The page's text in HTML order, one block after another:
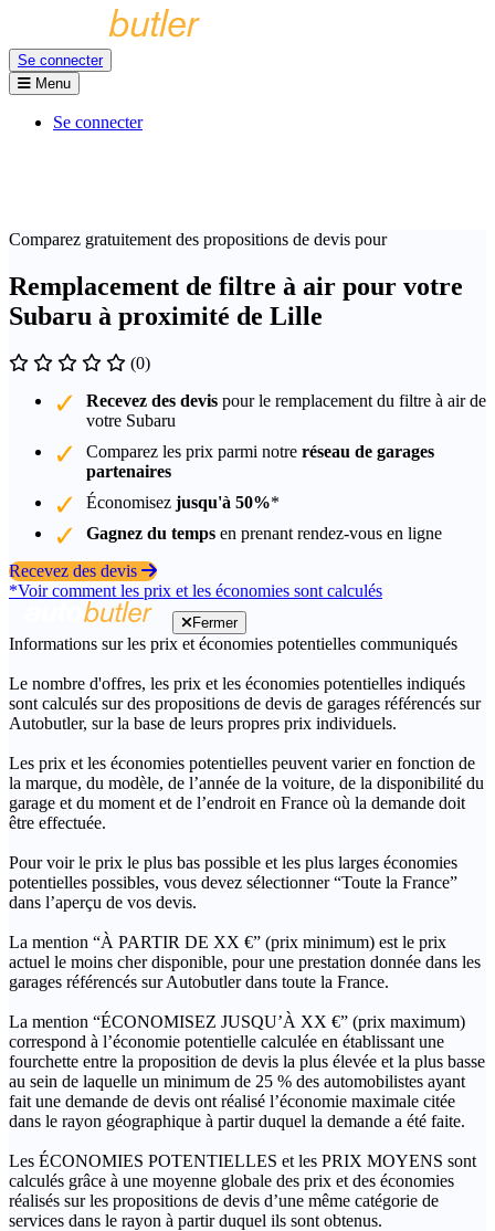
Se connecter
Menu
Se connecter
Comparez gratuitement des propositions de devis pour
Remplacement de filtre à air pour votre
Subaru à proximité de Lille
(0)
Recevez des devis pour le remplacement du filtre à air de
votre Subaru
Comparez les prix parmi notre réseau de garages
partenaires
Économisez jusqu'à 50%*
Gagnez du temps en prenant rendez-vous en ligne
Recevez des devis
*Voir comment les prix et les économies sont calculés
Fermer
Informations sur les prix et économies potentielles communiqués
Le nombre d'offres, les prix et les économies potentielles indiqués
sont calculés sur des propositions de devis de garages référencés sur
Autobutler, sur la base de leurs propres prix individuels.
Les prix et les économies potentielles peuvent varier en fonction de
la marque, du modèle, de l’année de la voiture, de la disponibilité du
garage et du moment et de l’endroit en France où la demande doit
être effectuée.
Pour voir le prix le plus bas possible et les plus larges économies
potentielles possibles, vous devez sélectionner “Toute la France”
dans l’aperçu de vos devis.
La mention “À PARTIR DE XX €” (prix minimum) est le prix
actuel le moins cher disponible, pour une prestation donnée dans les
garages référencés sur Autobutler dans toute la France.
La mention “ÉCONOMISEZ JUSQU’À XX €” (prix maximum)
correspond à l’économie potentielle calculée en établissant une
fourchette entre la proposition de devis la plus élevée et la plus basse
au sein de laquelle un minimum de 25 % des automobilistes ayant
fait une demande de devis ont réalisé l’économie maximale citée
dans le rayon géographique à partir duquel la demande a été faite.
Les ÉCONOMIES POTENTIELLES et les PRIX MOYENS sont
calculés grâce à une moyenne globale des prix et des économies
réalisés sur les propositions de devis d’une même catégorie de
services dans le rayon à partir duquel ils sont obtenus.